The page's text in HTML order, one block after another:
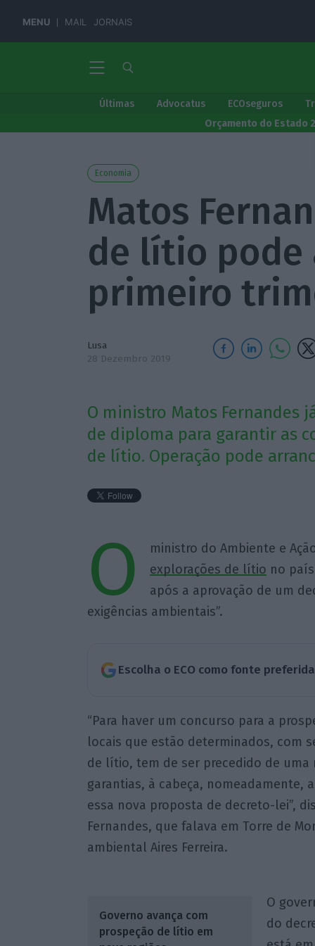
MENU MAIL JORNAIS
Últimas Advocatus ECOseguros
Orçamento do Estado
Economia
Matos
de lítio pode
primeiro
Lusa
28 Dezembro 2019
O ministro Matos Fernandes
de diploma para garantir as
de lítio. Operação pode
O ministro do Ambiente e
explorações de lítio no
após a aprovação de um
exigências ambientais”.
Escolha o ECO como fonte
“Para haver um concurso para a
locais que estão determinados, com
de lítio, tem de ser precedido de
garantias, à cabeça, nomeadamente,
essa nova proposta de decreto-lei”,
Fernandes, que falava em Torre de
ambiental Aires Ferreira.
Governo avança com
prospeção de lítio em
O
do